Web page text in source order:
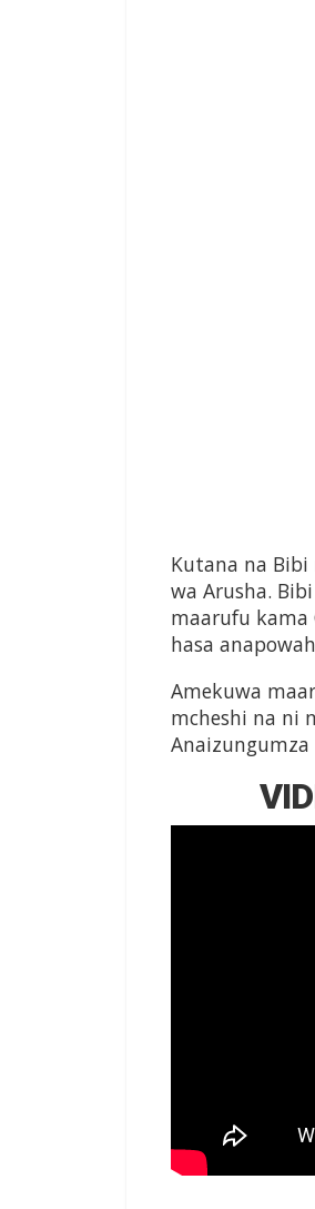
Kutana na
wa Arusha.
maarufu kama
hasa
Amekuwa
mcheshi na ni